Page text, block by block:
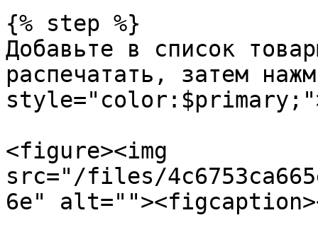
{% step %}
Добавьте в список
распечатать, затем
<figure><img
src="/files/
6e"